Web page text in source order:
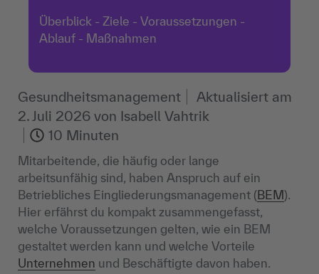
Überblick - Ziele - Voraussetzungen -
Ablauf - Maßnahmen
Gesundheitsmanagement
Aktualisiert am
2. Juli 2026 von Isabell Vahtrik
10 Minuten
Mitarbeitende, die häufig oder lange
arbeitsunfähig sind, haben Anspruch auf ein
Betriebliches Eingliederungsmanagement (BEM).
Hier erfährst du kompakt zusammengefasst,
welche Voraussetzungen gelten, wie ein BEM
gestaltet werden kann und welche Vorteile
Unternehmen und Beschäftigte davon haben.